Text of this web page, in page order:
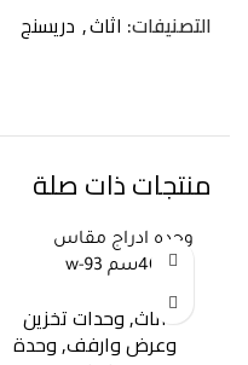
التصنيفات: اثاث, دريسنج
منتجات ذات صلة
-30%
وحده ادراج مقاس
120*40سم w-93
اثاث,وحدات تخزين
وعرض وارفف,وحدة